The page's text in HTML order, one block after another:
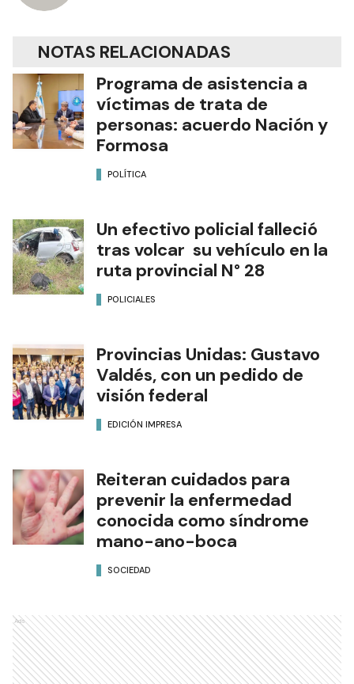
NOTAS RELACIONADAS
Programa de asistencia a
víctimas de trata de
personas: acuerdo Nación y
Formosa
POLÍTICA
Un efectivo policial falleció
tras volcar su vehículo en la
ruta provincial N° 28
POLICIALES
Provincias Unidas: Gustavo
Valdés, con un pedido de
visión federal
EDICIÓN IMPRESA
Reiteran cuidados para
prevenir la enfermedad
conocida como síndrome
mano-ano-boca
SOCIEDAD
Ads